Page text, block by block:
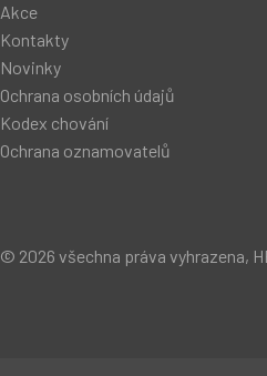
Akce
Kontakty
Novinky
Ochrana osobních údajů
Kodex chování
Ochrana oznamovatelů
© 2026 všechna práva vyhrazena,